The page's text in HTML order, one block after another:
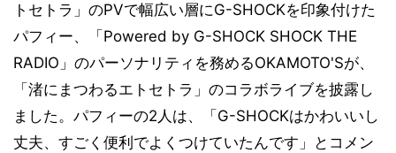
トセトラ」のPVで幅広い層にG-SHOCKを印象付けた
パフィー、「Powered by G-SHOCK SHOCK THE
RADIO」のパーソナリティを務めるOKAMOTO'Sが、
「渚にまつわるエトセトラ」のコラボライブを披露し
ました。パフィーの2人は、「G-SHOCKはかわいいし
丈夫、すごく便利でよくつけていたんです」とコメン